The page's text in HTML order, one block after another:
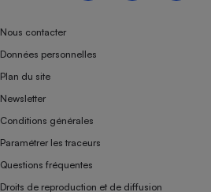
Nous contacter
Données personnelles
Plan du site
Newsletter
Conditions générales
Paramétrer les traceurs
Questions fréquentes
Droits de reproduction et de diffusion